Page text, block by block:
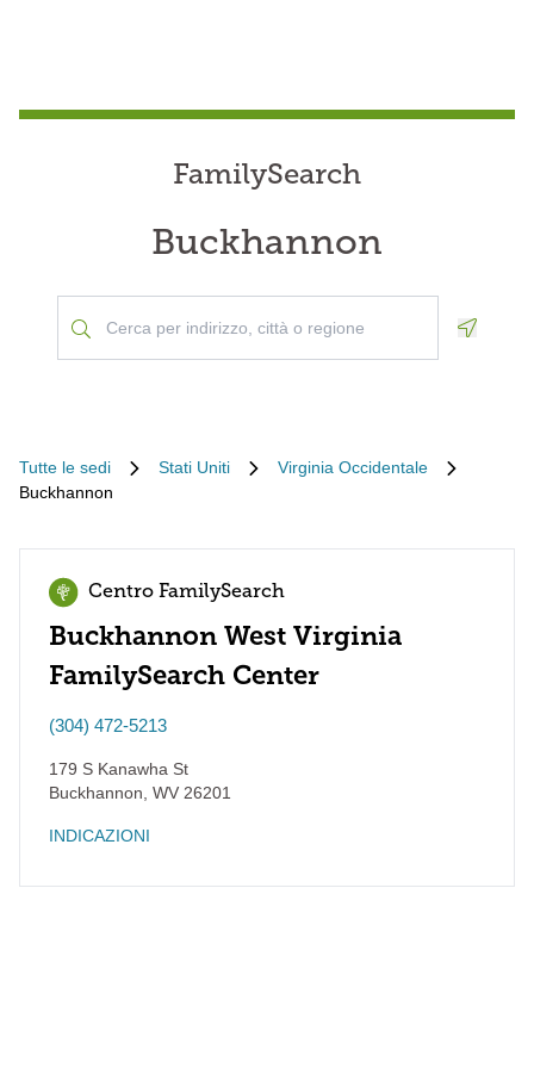
FamilySearch
Buckhannon
Tutte le sedi Stati Uniti
Virginia Occidentale
Buckhannon
Centro FamilySearch
Buckhannon West Virginia
FamilySearch Center
(304) 472-5213
179 S Kanawha St
Buckhannon WV 26201
INDICAZIONI